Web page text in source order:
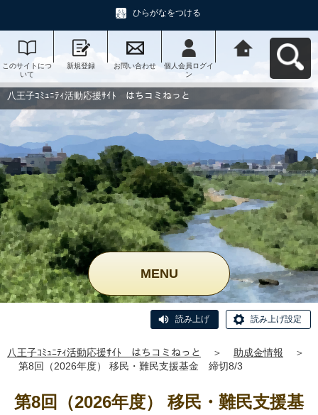
ひらがなをつける
このサイトにつ
いて
新規登録 お問い合わせ
個人会員ログイ
ン
動応援ｻｲﾄ はち
コミねっとへ戻
八王子ｺﾐｭﾆﾃｨ活動応援ｻｲﾄ はちコミねっと
MENU
読み上げ 読み上げ設定
八王子ｺﾐｭﾆﾃｨ活動応援ｻｲﾄ はちコミねっと ＞ 助成金情報
＞
第8回（2026年度） 移民・難民支援基金 締切8/3
第8回（2026年度） 移民・難民支援基